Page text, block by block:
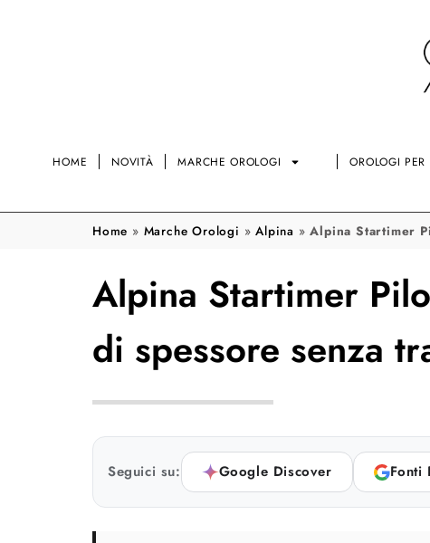
HOME NOVITÀ MARCHE OROLOGI OROLOGI PER
Home » Marche Orologi »Alpina »Alpina Startimer
Alpina Startimer
di spessore senza
Seguici su: Google Discover Fonti